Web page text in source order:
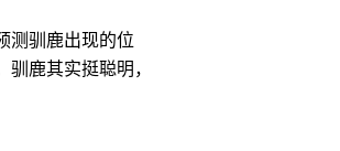
测驯鹿出现的位
鹿其实挺聪明，